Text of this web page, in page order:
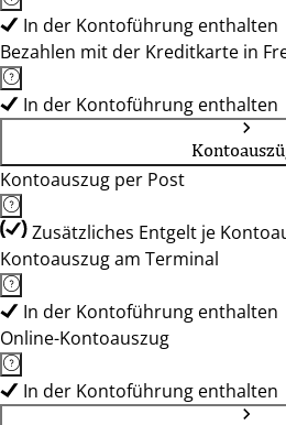
In der Kontoführung enthalten
Bezahlen mit der Kreditkarte in
In der Kontoführung enthalten
Kontoauszug per Post
Zusätzliches Entgelt je
Kontoauszug am Terminal
In der Kontoführung enthalten
Online-Kontoauszug
In der Kontoführung enthalten